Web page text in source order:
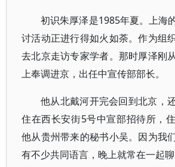
初识朱厚泽是1985年夏。上海
讨活动正进行得如火如荼。作为组
去北京走访专家学者。那时厚泽刚
上奉调进京，出任中宣传部部长。
他从北戴河开完会回到北京，
住在西长安街5号中宣部招待所，
他从贵州带来的秘书小吴。因为我
有不少共同语言，晚上就常在一起聊